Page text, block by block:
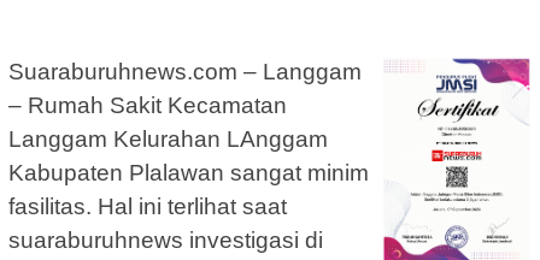
Suaraburuhnews.com – Langgam
– Rumah Sakit Kecamatan
Langgam Kelurahan LAnggam
Kabupaten Plalawan sangat minim
fasilitas. Hal ini terlihat saat
suaraburuhnews investigasi di